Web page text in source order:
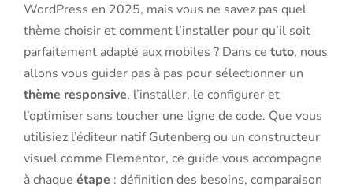
WordPress en 2025, mais vous ne savez pas quel
thème choisir et comment l’installer pour qu’il soit
parfaitement adapté aux mobiles ? Dans ce tuto, nous
allons vous guider pas à pas pour sélectionner un
thème responsive, l’installer, le configurer et
l’optimiser sans toucher une ligne de code. Que vous
utilisiez l’éditeur natif Gutenberg ou un constructeur
visuel comme Elementor, ce guide vous accompagne
à chaque étape : définition des besoins, comparaison